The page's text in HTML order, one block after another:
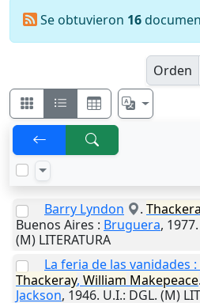
Se obtuvieron 16
Orden
Barry Lyndon .
Buenos Aires : Bruguera, 1977.
(M) LITERATURA
La feria de las vanidades
Thackeray, William Makepeace.
Jackson, 1946. U.I.: DGL. (M)